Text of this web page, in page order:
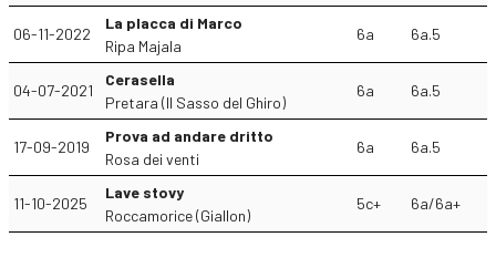
06-11-2022
La placca di Marco
Ripa Majala
6a 6a.5
04-07-2021
Cerasella
Pretara (Il Sasso del Ghiro)
6a 6a.5
17-09-2019
Prova ad andare dritto
Rosa dei venti
6a 6a.5
11-10-2025
Lave stovy
Roccamorice (Giallon)
5c+ 6a/6a+